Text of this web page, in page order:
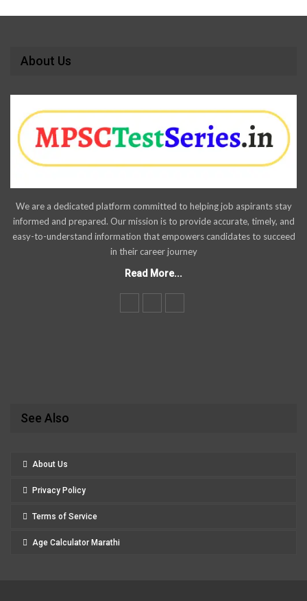
About Us
We are a dedicated platform committed to helping job aspirants stay
informed and prepared. Our mission is to provide accurate, timely, and
easy-to-understand information that empowers candidates to succeed
in their career journey
Read More...
See Also
About Us
Privacy Policy
Terms of Service
Age Calculator Marathi